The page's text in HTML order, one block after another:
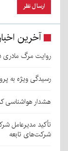
آخرین
روایت مرگ مادری
رسیدگی ویژه به پرونده ۱۶۰ مالباخته پیش‌فروش
هشدار هواشناسی
تأکید مدیرعامل
شرکت‌های تابعه